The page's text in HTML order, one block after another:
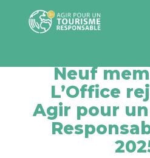
Neuf
L’Office
Agir pour